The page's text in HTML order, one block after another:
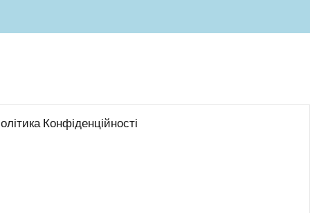
Конфіденційності